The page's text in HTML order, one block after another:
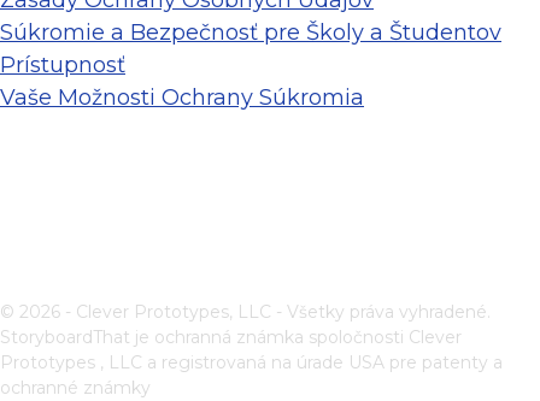
Súkromie a Bezpečnosť pre Školy a Študentov
Prístupnosť
Vaše Možnosti Ochrany Súkromia
© 2026 - Clever Prototypes, LLC - Všetky práva vyhradené.
StoryboardThat je ochranná známka spoločnosti Clever
Prototypes , LLC a registrovaná na úrade USA pre patenty a
ochranné známky